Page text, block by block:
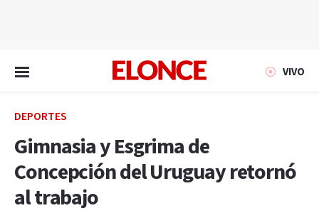
VIVO
DEPORTES
Gimnasia y Esgrima de
Concepción del Uruguay retornó
al trabajo